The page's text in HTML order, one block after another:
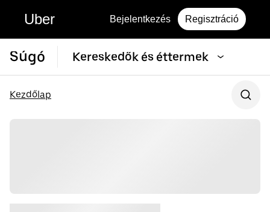
Uber Bejelentkezés Regisztráció
Súgó Kereskedők és éttermek
Kezdőlap